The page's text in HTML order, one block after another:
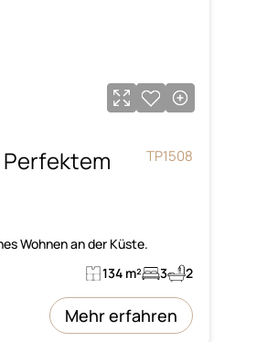
TP1508
Wohnen an der Küste.
134 m² 3 2
Mehr erfahren